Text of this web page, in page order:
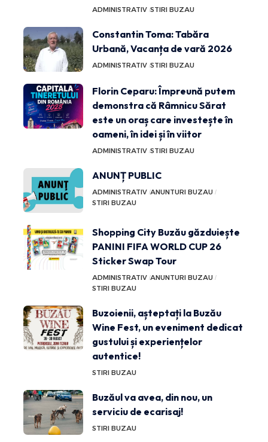
ADMINISTRATIV STIRI BUZAU
Constantin Toma: Tabăra
Urbană, Vacanța de vară 2026
ADMINISTRATIV STIRI BUZAU
Florin Ceparu: Împreună putem
demonstra că Râmnicu Sărat
este un oraș care investește în
oameni, în idei și în viitor
ADMINISTRATIV STIRI BUZAU
ANUNȚ PUBLIC
ADMINISTRATIV ANUNTURI BUZAU
STIRI BUZAU
Shopping City Buzău găzduiește
PANINI FIFA WORLD CUP 26
Sticker Swap Tour
ADMINISTRATIV ANUNTURI BUZAU
STIRI BUZAU
Buzoienii, așteptați la Buzău
Wine Fest, un eveniment dedicat
gustului și experiențelor
autentice!
STIRI BUZAU
Buzăul va avea, din nou, un
serviciu de ecarisaj!
STIRI BUZAU